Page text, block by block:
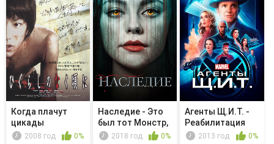
Когда плачут
цикады
2008 год 0%
Наследие - Это
был тот Монстр,
которо...
2018 год 0%
Агенты Щ.И.Т. -
Реабилитация
2013 год 0%